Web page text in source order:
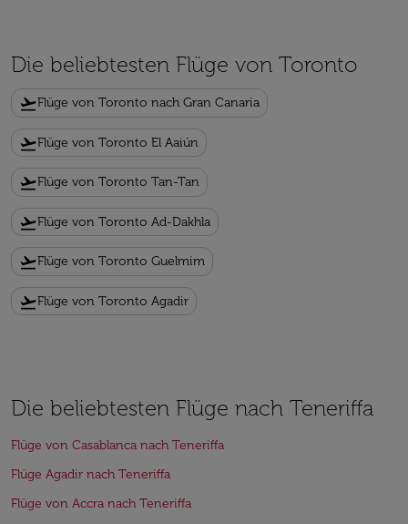
Die beliebtesten Flüge von Toronto
flight_takeoffFlüge von Toronto nach Gran Canaria
flight_takeoffFlüge von Toronto El Aaiún
flight_takeoffFlüge von Toronto Tan-Tan
flight_takeoffFlüge von Toronto Ad-Dakhla
flight_takeoffFlüge von Toronto Guelmim
flight_takeoffFlüge von Toronto Agadir
Die beliebtesten Flüge nach Teneriffa
Flüge von Casablanca nach Teneriffa
Flüge Agadir nach Teneriffa
Flüge von Accra nach Teneriffa